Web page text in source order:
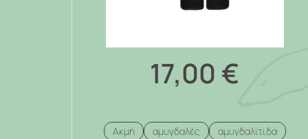
17,00 €
Ακμή αμυγδαλές
αμυγδαλίτιδα